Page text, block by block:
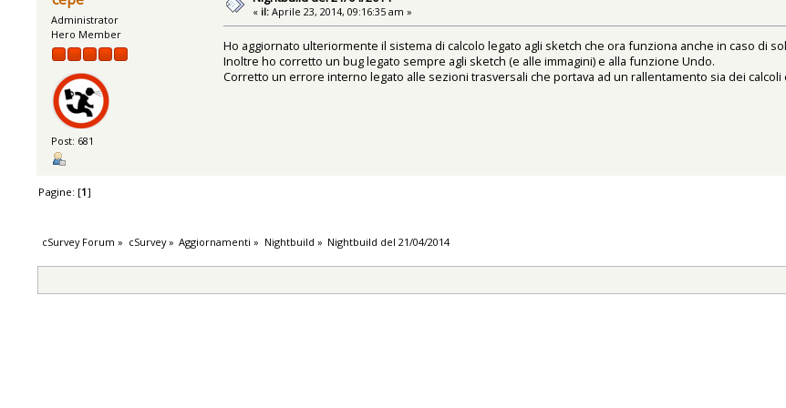
Administrator
Hero Member
Post: 681
« il: Aprile 23, 2014, 09:16:35 am »
Ho aggiornato ulteriormente il sistema di calcolo legato agli sketch che ora funziona anche in caso di
Inoltre ho corretto un bug legato sempre agli sketch (e alle immagini) e alla funzione Undo.
Corretto un errore interno legato alle sezioni trasversali che portava ad un rallentamento sia dei
Pagine: [1]
cSurvey Forum » cSurvey» Aggiornamenti » Nightbuild » Nightbuild del 21/04/2014